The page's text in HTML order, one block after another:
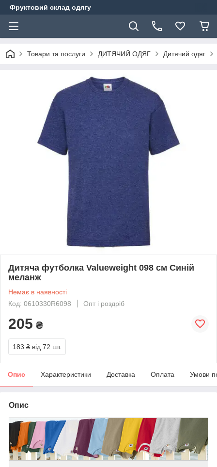
Фруктовий склад одягу
Товари та послуги ДИТЯЧИЙ ОДЯГ Дитячий одяг
Дитяча футболка Valueweight 098 см Синій
меланж
Немає в наявності
Код: 0610330R6098
Опт і роздріб
205 ₴
183 ₴ від 72 шт.
Опис Характеристики Доставка Оплата Умови
Опис